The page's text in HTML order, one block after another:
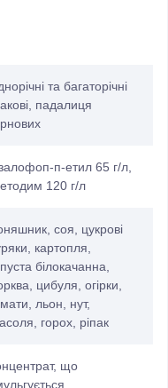
та багаторічні
падалиця
п-етил 65 г/л,
120 г/л
соя, цукрові
картопля,
білокачанна,
цибуля, огірки,
льон, нут,
горох, ріпак
що